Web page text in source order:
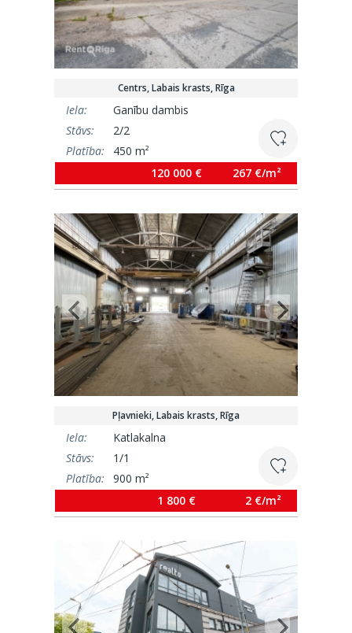
Centrs, Labais krasts, Rīga
Iela:
Ganību dambis
Stāvs:
2/2
Platība:
450 m²
120 000 €
267 €/m²
Pļavnieki, Labais krasts, Rīga
Iela:
Katlakalna
Stāvs:
1/1
Platība:
900 m²
1 800 €
2 €/m²